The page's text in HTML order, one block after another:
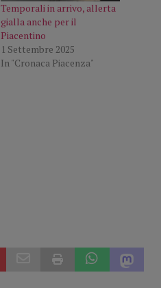
Temporali in arrivo, allerta
gialla anche per il
Piacentino
1 Settembre 2025
In "Cronaca Piacenza"